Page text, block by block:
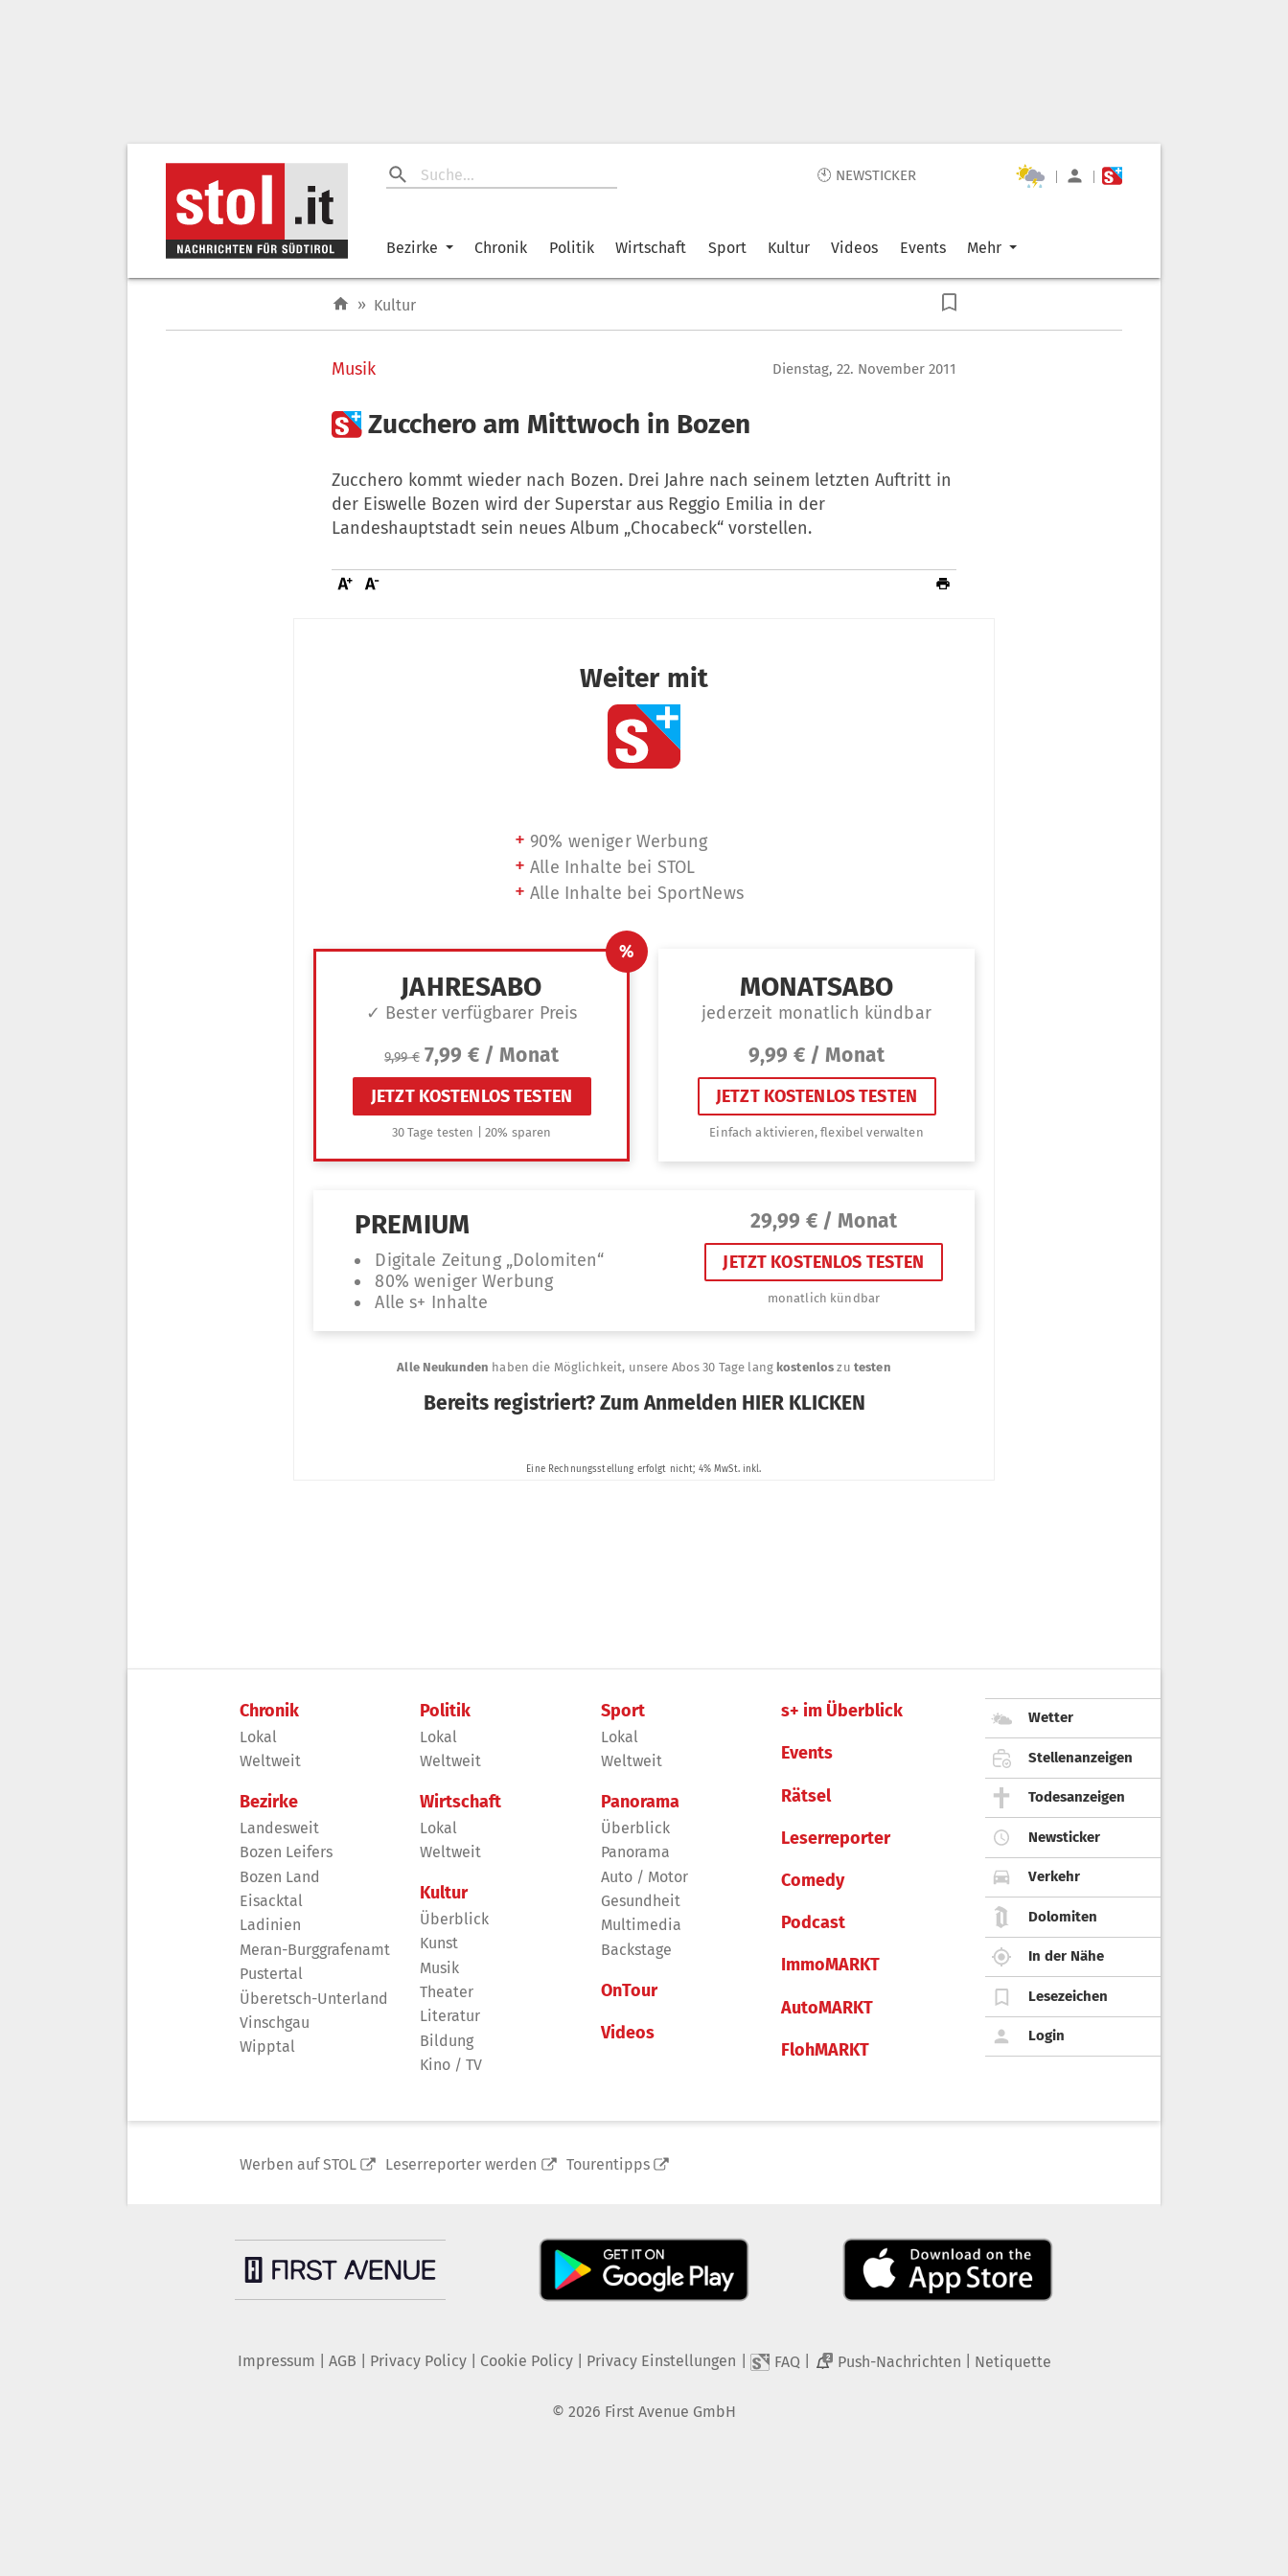
🕙 NEWSTICKER | |
Bezirke Chronik Politik Wirtschaft Sport Kultur Videos Events Mehr
» Kultur
Musik Dienstag, 22. November 2011
Zucchero am Mittwoch in Bozen
Zucchero kommt wieder nach Bozen. Drei Jahre nach seinem letzten Auftritt in
der Eiswelle Bozen wird der Superstar aus Reggio Emilia in der
Landeshauptstadt sein neues Album „Chocabeck“ vorstellen.
Chronik
Lokal
Weltweit
Bezirke
Landesweit
Bozen Leifers
Bozen Land
Eisacktal
Ladinien
Meran-Burggrafenamt
Pustertal
Überetsch-Unterland
Vinschgau
Wipptal
Politik
Lokal
Weltweit
Wirtschaft
Lokal
Weltweit
Kultur
Überblick
Kunst
Musik
Theater
Literatur
Bildung
Kino / TV
Sport
Lokal
Weltweit
Panorama
Überblick
Panorama
Auto / Motor
Gesundheit
Multimedia
Backstage
OnTour
Videos
s+ im Überblick
Events
Rätsel
Leserreporter
Comedy
Podcast
ImmoMARKT
AutoMARKT
FlohMARKT
Wetter
Stellenanzeigen
Todesanzeigen
Newsticker
Verkehr
Dolomiten
In der Nähe
Lesezeichen
Login
Werben auf STOL Leserreporter werden Tourentipps
Impressum AGB Privacy Policy| Cookie Policy| Privacy Einstellungen FAQ 2 Push-Nachrichten Netiquette
© 2026 First Avenue GmbH